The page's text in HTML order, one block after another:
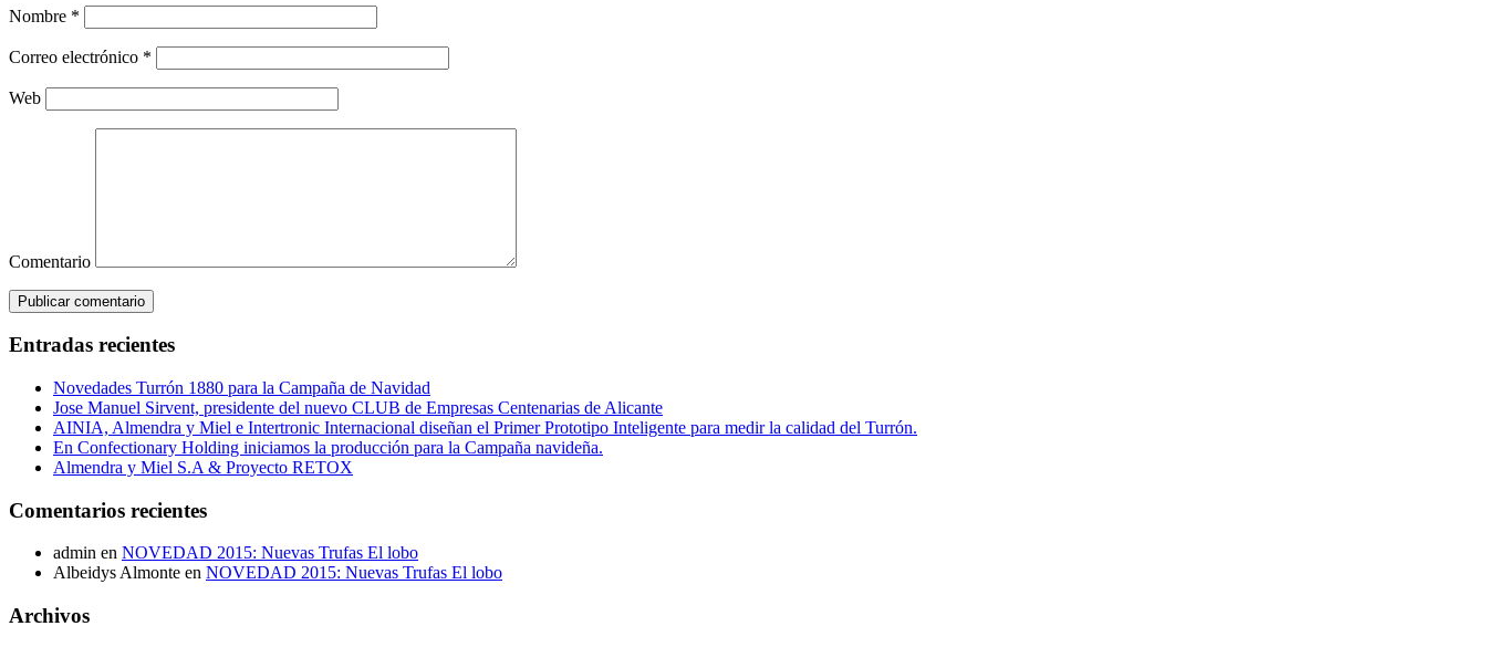
Nombre *
Correo electrónico *
Web
Comentario
Entradas recientes
Novedades Turrón 1880 para la Campaña de Navidad
Jose Manuel Sirvent, presidente del nuevo CLUB de Empresas Centenarias de Alicante
AINIA, Almendra y Miel e Intertronic Internacional diseñan el Primer Prototipo Inteligente para medir la calidad del Turrón.
En Confectionary Holding iniciamos la producción para la Campaña navideña.
Almendra y Miel S.A & Proyecto RETOX
Comentarios recientes
admin en NOVEDAD 2015: Nuevas Trufas El lobo
Albeidys Almonte en NOVEDAD 2015: Nuevas Trufas El lobo
Archivos